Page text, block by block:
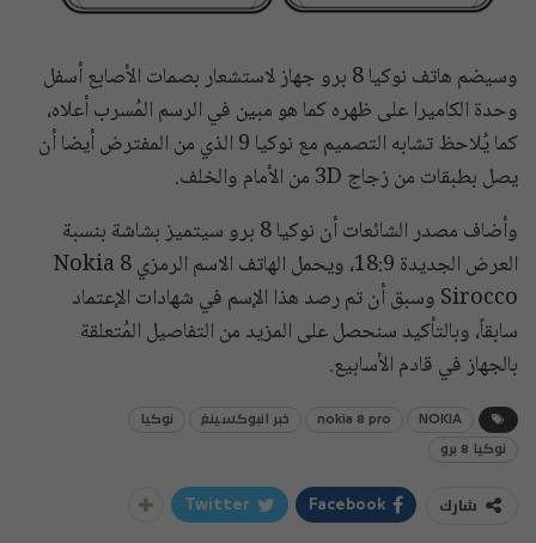
وسيضم هاتف نوكيا 8 برو جهاز لاستشعار بصمات الأصابع أسفل
وحدة الكاميرا على ظهره كما هو مبين في الرسم المُسرب أعلاه،
كما يُلاحظ تشابه التصميم مع نوكيا 9 الذي من المفترض أيضا أن
يصل بطبقات من زجاج 3D من الأمام والخلف.
وأضاف مصدر الشائعات أن نوكيا 8 برو سيتميز بشاشة بنسبة
العرض الجديدة 18:9، ويحمل الهاتف الاسم الرمزي Nokia 8
Sirocco وسبق أن تم رصد هذا الإسم في شهادات الإعتماد
سابقاً، وبالتأكيد سنحصل على المزيد من التفاصيل المُتعلقة
بالجهاز في قادم الأسابيع.
NOKIA
nokia 8 pro خبر انبوكسينغ نوكيا
نوكيا 8 برو
شارك Facebook
Twitter